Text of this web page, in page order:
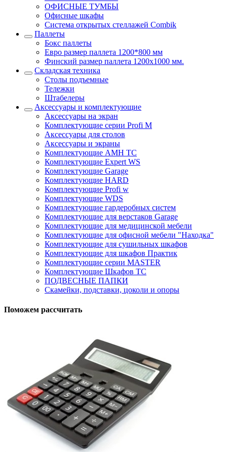
ОФИСНЫЕ ТУМБЫ
Офисные шкафы
Система открытых стеллажей Combik
Паллеты
Бокс паллеты
Евро размер паллета 1200*800 мм
Финский размер паллета 1200х1000 мм.
Складская техника
Столы подъемные
Тележки
Штабелеры
Аксессуары и комплектующие
Аксессуары на экран
Комплектующие серии Profi M
Аксессуары для столов
Аксессуары и экраны
Комплектующие AMH TC
Комплектующие Expert WS
Комплектующие Garage
Комплектующие HARD
Комплектующие Profi w
Комплектующие WDS
Комплектующие гардеробных систем
Комплектующие для верстаков Garage
Комплектующие для медицинской мебели
Комплектующие для офисной мебели "Находка"
Комплектующие для сушильных шкафов
Комплектующие для шкафов Практик
Комплектующие серии MASTER
Комплектующие Шкафов ТС
ПОДВЕСНЫЕ ПАПКИ
Скамейки, подставки, цоколи и опоры
Поможем рассчитать